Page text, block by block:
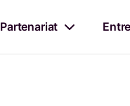
Partenariat